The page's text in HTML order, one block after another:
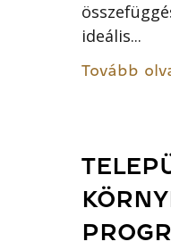
ideális...
Tovább